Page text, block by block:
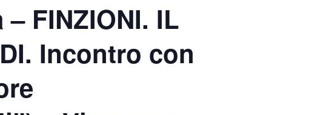
FINZIONI. IL
Incontro con